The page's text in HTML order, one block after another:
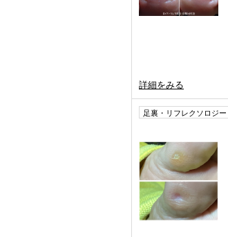
詳細をみる
足裏・リフレクソロジー